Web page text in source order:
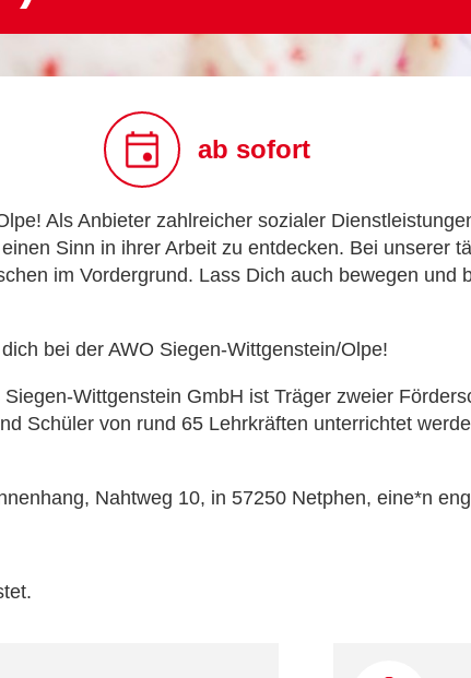
ab sofort
Als Anbieter zahlreicher sozialer
Sinn in ihrer Arbeit zu entdecken. Bei unserer
im Vordergrund. Lass Dich auch bewegen
bei der AWO Siegen-Wittgenstein/Olpe!
Wittgenstein GmbH ist Träger zweier
Schüler von rund 65 Lehrkräften unterrichtet
Nahtweg 10, in 57250 Netphen, eine*n